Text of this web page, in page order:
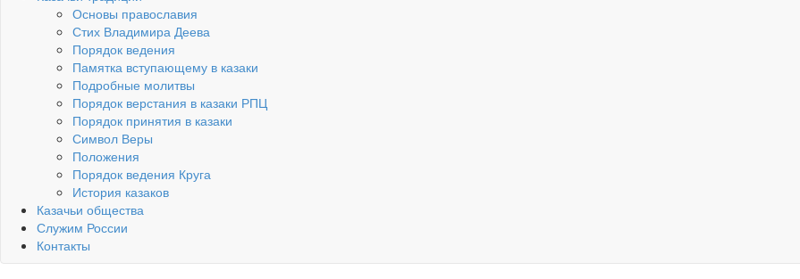
Основы православия
Стих Владимира Деева
Порядок ведения
Памятка вступающему в казаки
Подробные молитвы
Порядок верстания в казаки РПЦ
Порядок принятия в казаки
Символ Веры
Положения
Порядок ведения Круга
История казаков
Казачьи общества
Служим России
Контакты